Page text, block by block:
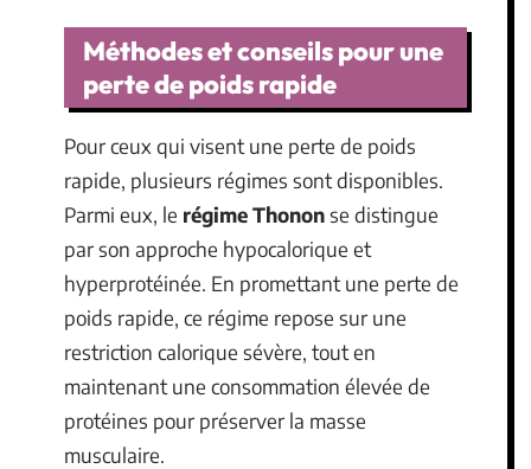
Méthodes et conseils pour une
perte de poids rapide
Pour ceux qui visent une perte de poids
rapide, plusieurs régimes sont disponibles.
Parmi eux, le régime Thononse distingue
par son approche hypocalorique et
hyperprotéinée. En promettant une perte de
poids rapide, ce régime repose sur une
restriction calorique sévère, tout en
maintenant une consommation élevée de
protéines pour préserver la masse
musculaire.